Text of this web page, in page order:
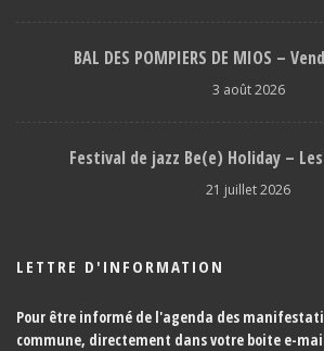
BAL DES POMPIERS DE MIOS –
3 août 2026
Festival de jazz Be(e) Holiday –
21 juillet 2026
LETTRE D'INFORMATION
Pour être informé de l'agenda des
commune, directement dans votre boite e-